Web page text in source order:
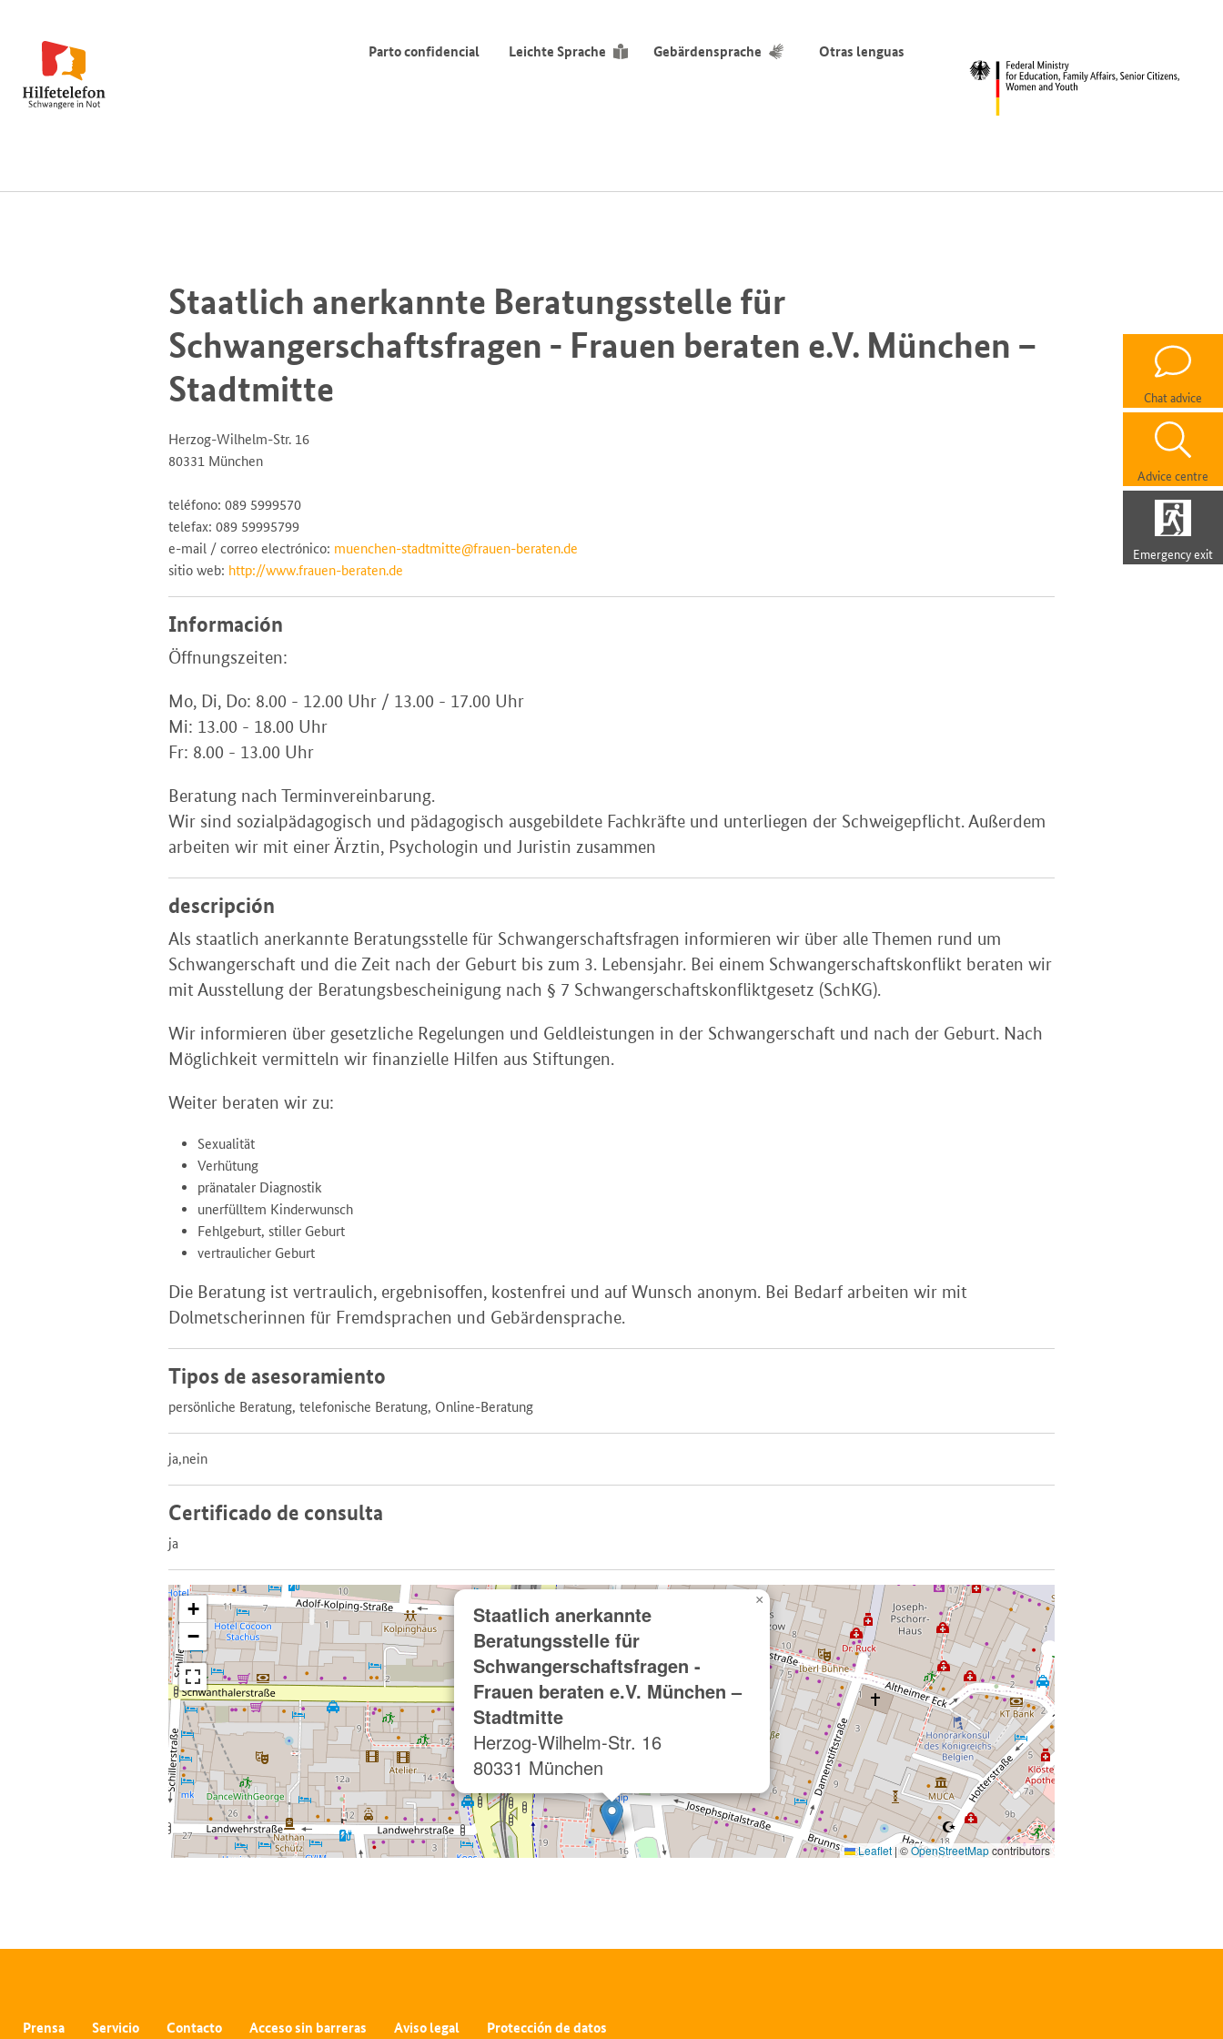
Parto confidencial Leichte Sprache Gebärdensprache Otras lenguas
Chat advice
Advice centre
Emergency exit
Staatlich anerkannte Beratungsstelle für
Schwangerschaftsfragen - Frauen beraten e.V. München –
Stadtmitte
Herzog-Wilhelm-Str. 16
80331 München
teléfono: 089 5999570
telefax: 089 59995799
e-mail / correo electrónico: muenchen-stadtmitte@frauen-beraten.de
sitio web: http://www.frauen-beraten.de
Información
Öffnungszeiten:
Mo, Di, Do: 8.00 - 12.00 Uhr / 13.00 - 17.00 Uhr
Mi: 13.00 - 18.00 Uhr
Fr: 8.00 - 13.00 Uhr
Beratung nach Terminvereinbarung.
Wir sind sozialpädagogisch und pädagogisch ausgebildete Fachkräfte und unterliegen der Schweigepflicht. Außerdem
arbeiten wir mit einer Ärztin, Psychologin und Juristin zusammen
descripción
Als staatlich anerkannte Beratungsstelle für Schwangerschaftsfragen informieren wir über alle Themen rund um
Schwangerschaft und die Zeit nach der Geburt bis zum 3. Lebensjahr. Bei einem Schwangerschaftskonflikt beraten wir
mit Ausstellung der Beratungsbescheinigung nach § 7 Schwangerschaftskonfliktgesetz (SchKG).
Wir informieren über gesetzliche Regelungen und Geldleistungen in der Schwangerschaft und nach der Geburt. Nach
Möglichkeit vermitteln wir finanzielle Hilfen aus Stiftungen.
Weiter beraten wir zu:
Sexualität
Verhütung
pränataler Diagnostik
unerfülltem Kinderwunsch
Fehlgeburt, stiller Geburt
vertraulicher Geburt
Die Beratung ist vertraulich, ergebnisoffen, kostenfrei und auf Wunsch anonym. Bei Bedarf arbeiten wir mit
Dolmetscherinnen für Fremdsprachen und Gebärdensprache.
Tipos de asesoramiento
persönliche Beratung, telefonische Beratung, Online-Beratung
ja,nein
Certificado de consulta
ja
Staatlich anerkannte
Beratungsstelle für
Schwangerschaftsfragen -
Frauen beraten e.V. München –
Stadtmitte
Herzog-Wilhelm-Str. 16
80331 München
×
+
−
Leaflet| ©OpenStreetMapcontributors
Prensa Servicio Contacto Acceso sin barreras Aviso legal Protección de datos